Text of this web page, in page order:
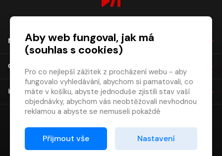
NÁKUP
O SPOLEČNOSTI
KONTAKT
Aby web fungoval, jak má
(souhlas s cookies)
Pro co nejlepší zážitek z procházení webu - aby
fungovalo vyhledávání, abychom si pamatovali, co
máte v košíku, abyste jednoduše zjistili stav vaší
objednávky, abychom vás neobtěžovali nevhodnou
reklamou a abyste se nemuseli pokaždé
Proto od vás potřebujeme souhlas se
zpracováním souborů cookies
Přijmout vše Nastavení